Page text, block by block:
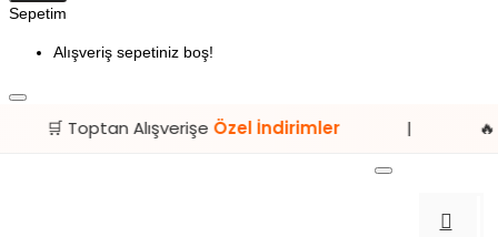
Sepetim
Alışveriş sepetiniz boş!
AlışverişeÖzel İndirimler | 🔥 Avantajlı